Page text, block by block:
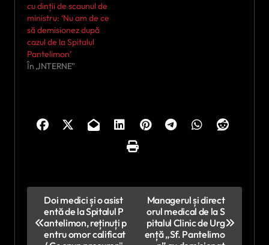
cu dinții de scaunul de
ministru: ‘Nu am de ce
să demisionez după
cazul de la Spitalul
Pantelimon’
În „INTERNE”
Doi medici și o asist
entă de la Spitalul P
antelimon, reținuți p
entru omor calificat
Managerul și direct
orul medical de la S
pitalul Clinic de Urg
ență „Sf. Pantelimo